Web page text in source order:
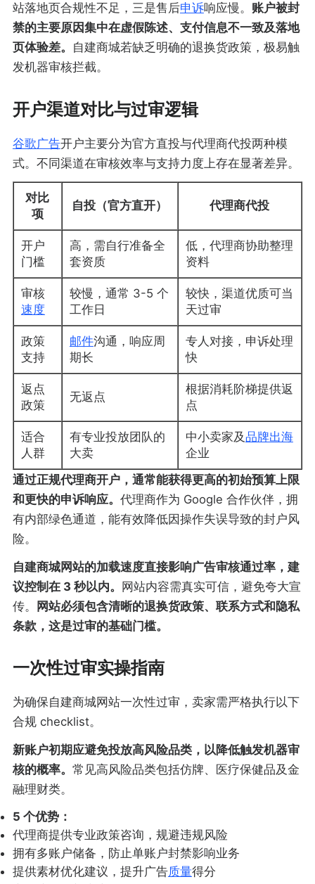
站落地页合规性不足，三是售后申诉响应慢。 账户被封
禁的主要原因集中在虚假陈述、支付信息不一致及落地
页体验差。 自建商城若缺乏明确的退换货政策，极易触
发机器审核拦截。
开户渠道对比与过审逻辑
谷歌广告开户主要分为官方直投与代理商代投两种模
式。不同渠道在审核效率与支持力度上存在显著差异。
对比
项
自投（官方直开） 代理商代投
开户
门槛
高，需自行准备全
套资质
低，代理商协助整理
资料
审核
速度
较慢，通常 3-5 个
工作日
较快，渠道优质可当
天过审
政策
支持
邮件沟通，响应周
期长
专人对接，申诉处理
快
返点
政策
无返点
根据消耗阶梯提供返
点
适合
人群
有专业投放团队的
大卖
中小卖家及品牌出海
企业
通过正规代理商开户，通常能获得更高的初始预算上限
和更快的申诉响应。 代理商作为 Google 合作伙伴，拥
有内部绿色通道，能有效降低因操作失误导致的封户风
险。
自建商城网站的加载速度直接影响广告审核通过率，建
议控制在 3 秒以内。 网站内容需真实可信，避免夸大宣
传。
网站必须包含清晰的退换货政策、联系方式和隐私
条款，这是过审的基础门槛。
一次性过审实操指南
为确保自建商城网站一次性过审，卖家需严格执行以下
合规 checklist。
新账户初期应避免投放高风险品类，以降低触发机器审
核的概率。 常见高风险品类包括仿牌、医疗保健品及金
融理财类。
5 个优势：
代理商提供专业政策咨询，规避违规风险
拥有多账户储备，防止单账户封禁影响业务
提供素材优化建议，提升广告质量得分